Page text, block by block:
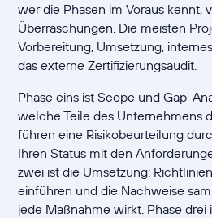
wer die Phasen im Voraus kennt,
Überraschungen. Die meisten
Vorbereitung, Umsetzung,
das externe Zertifizierungsaudit.
Phase eins ist Scope und Gap-
welche Teile des Unternehmens
führen eine Risikobeurteilung
Ihren Status mit den
zwei ist die Umsetzung:
einführen und die Nachweise
jede Maßnahme wirkt. Phase drei